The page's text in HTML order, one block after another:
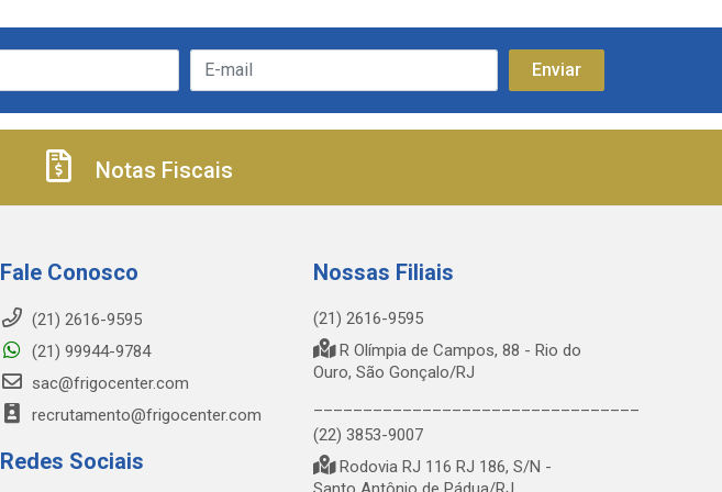
Notas Fiscais
Fale Conosco
(21) 2616-9595
(21) 99944-9784
sac@frigocenter.com
recrutamento@frigocenter.com
Redes Sociais
Nossas Filiais
(21) 2616-9595
R Olímpia de Campos, 88 - Rio do
Ouro, São Gonçalo/RJ
(22) 3853-9007
Rodovia RJ 116 RJ 186, S/N -